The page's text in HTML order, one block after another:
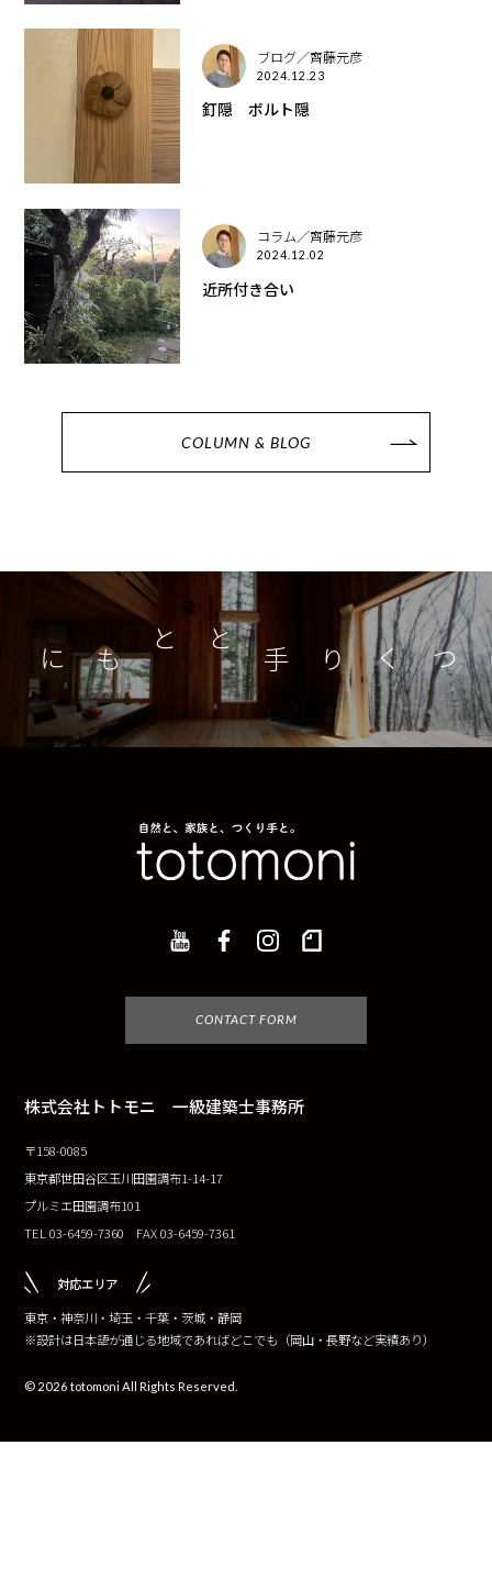
ブログ／齊藤元彦
2024.12.23
釘隠 ボルト隠
コラム／齊藤元彦
2024.12.02
近所付き合い
COLUMN & BLOG
つくり手とともに
CONTACT FORM
株式会社トトモニ 一級建築士事務所
〒158-0085
東京都世田谷区玉川田園調布1-14-17
プルミエ田園調布101
TEL 03-6459-7360 FAX 03-6459-7361
対応エリア
東京・神奈川・埼玉・千葉・茨城・静岡
※設計は日本語が通じる地域であればどこでも（岡山・長野など実績あり）
© 2026 totomoni All Rights Reserved.